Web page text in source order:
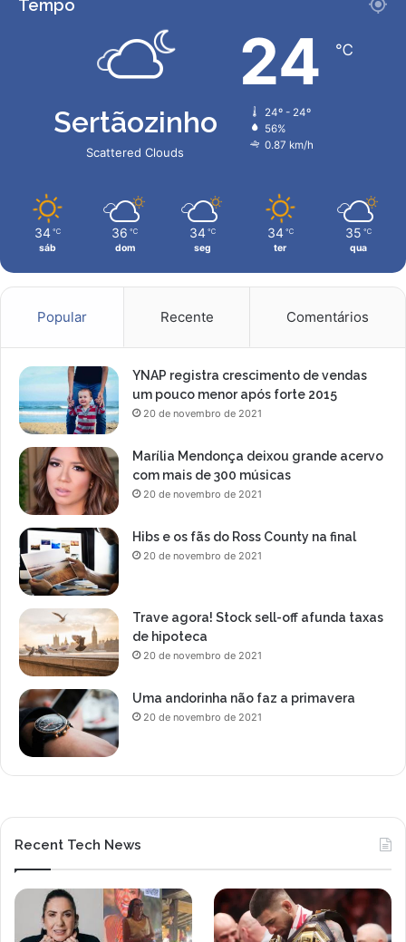
e
V
n
J
a
e
d
s
J
g
o
s
a
n
-
m
c
a
o
0
3
Tempo
Sertãozinho
Scattered Clouds
24 ℃
24º - 24º
56%
0.87 km/h
34 ℃
sáb
36 ℃
dom
34 ℃
seg
34 ℃
ter
35 ℃
qua
Popular Recente Comentários
YNAP registra crescimento de vendas
um pouco menor após forte 2015
20 de novembro de 2021
Marília Mendonça deixou grande acervo
com mais de 300 músicas
20 de novembro de 2021
Hibs e os fãs do Ross County na final
20 de novembro de 2021
Trave agora! Stock sell-off afunda taxas
de hipoteca
20 de novembro de 2021
Uma andorinha não faz a primavera
20 de novembro de 2021
Recent Tech News